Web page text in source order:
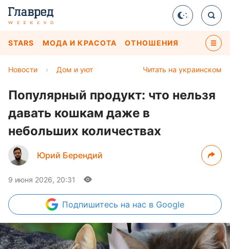
STARS МОДА И КРАСОТА ОТНОШЕНИЯ
Читать на украинском
Новости › Дом и уют
Популярный продукт: что нельзя
давать кошкам даже в
небольших количествах
Юрий Берендий
9 июня 2026, 20:31
Подпишитесь на нас в Google